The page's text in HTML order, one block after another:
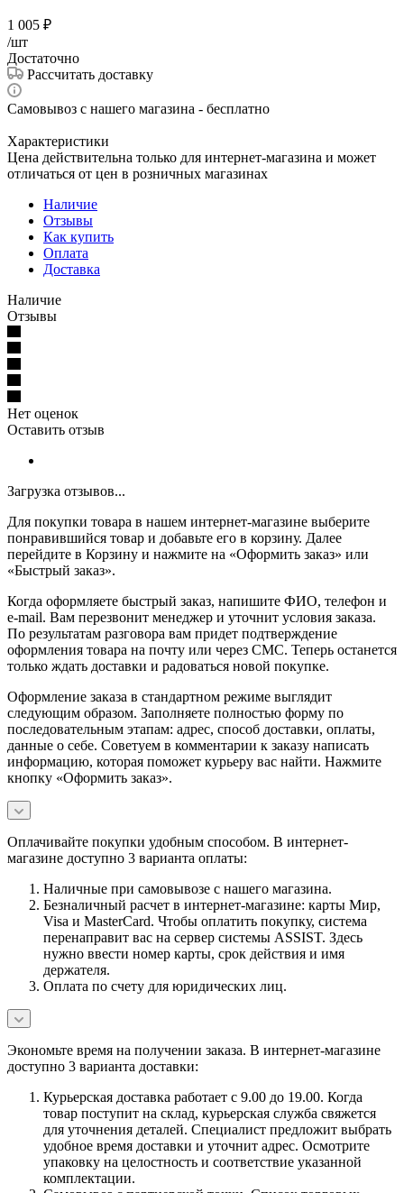
1 005 ₽
/шт
Достаточно
Рассчитать доставку
Самовывоз с нашего магазина - бесплатно
Характеристики
Цена действительна только для интернет-магазина и может
отличаться от цен в розничных магазинах
Наличие
Отзывы
Как купить
Оплата
Доставка
Наличие
Отзывы
Нет оценок
Оставить отзыв
Загрузка отзывов...
Для покупки товара в нашем интернет-магазине выберите
понравившийся товар и добавьте его в корзину. Далее
перейдите в Корзину и нажмите на «Оформить заказ» или
«Быстрый заказ».
Когда оформляете быстрый заказ, напишите ФИО, телефон и
e-mail. Вам перезвонит менеджер и уточнит условия заказа.
По результатам разговора вам придет подтверждение
оформления товара на почту или через СМС. Теперь останется
только ждать доставки и радоваться новой покупке.
Оформление заказа в стандартном режиме выглядит
следующим образом. Заполняете полностью форму по
последовательным этапам: адрес, способ доставки, оплаты,
данные о себе. Советуем в комментарии к заказу написать
информацию, которая поможет курьеру вас найти. Нажмите
кнопку «Оформить заказ».
Оплачивайте покупки удобным способом. В интернет-
магазине доступно 3 варианта оплаты:
Наличные при самовывозе с нашего магазина.
Безналичный расчет в интернет-магазине: карты Мир,
Visa и MasterCard. Чтобы оплатить покупку, система
перенаправит вас на сервер системы ASSIST. Здесь
нужно ввести номер карты, срок действия и имя
держателя.
Оплата по счету для юридических лиц.
Экономьте время на получении заказа. В интернет-магазине
доступно 3 варианта доставки:
Курьерская доставка работает с 9.00 до 19.00. Когда
товар поступит на склад, курьерская служба свяжется
для уточнения деталей. Специалист предложит выбрать
удобное время доставки и уточнит адрес. Осмотрите
упаковку на целостность и соответствие указанной
комплектации.